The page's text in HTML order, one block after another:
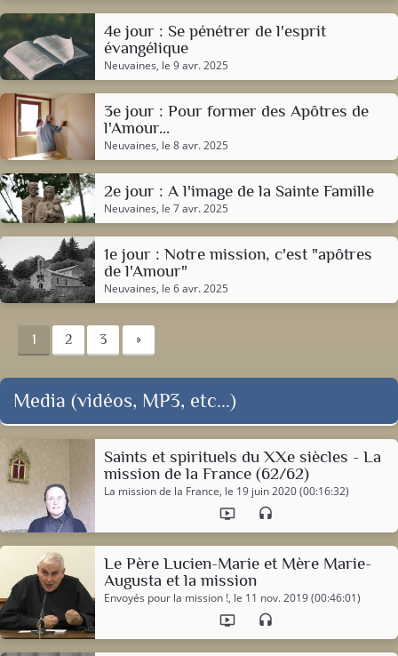
4e jour : Se pénétrer de l'esprit
évangélique
Neuvaines, le 9 avr. 2025
3e jour : Pour former des Apôtres de
l'Amour...
Neuvaines, le 8 avr. 2025
2e jour : A l'image de la Sainte Famille
Neuvaines, le 7 avr. 2025
1e jour : Notre mission, c'est "apôtres
de l'Amour"
Neuvaines, le 6 avr. 2025
1 2 3 »
Media (vidéos, MP3, etc...)
Saints et spirituels du XXe siècles - La
mission de la France (62/62)
La mission de la France, le 19 juin 2020 (00:16:32)
ondemand_video headset
Le Père Lucien-Marie et Mère Marie-
Augusta et la mission
Envoyés pour la mission !, le 11 nov. 2019 (00:46:01)
ondemand_video headset